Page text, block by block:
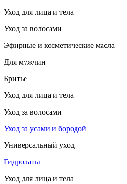
Уход для лица и тела
Уход за волосами
Эфирные и косметические масла
Для мужчин
Бритье
Уход для лица и тела
Уход за волосами
Уход за усами и бородой
Универсальный уход
Гидролаты
Уход для лица и тела